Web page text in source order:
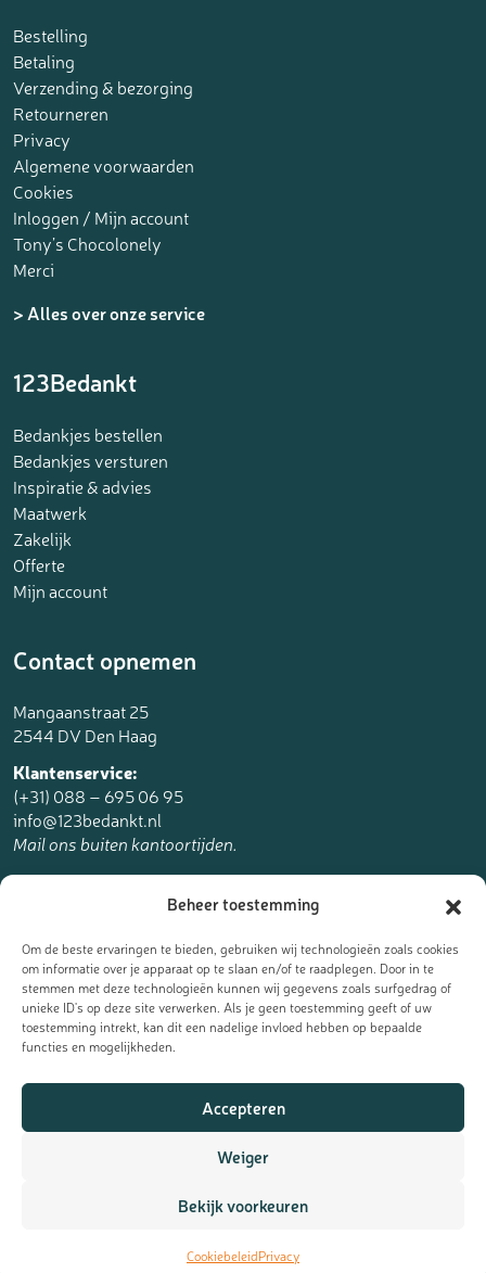
Beheer toestemming
Om de beste ervaringen te bieden, gebruiken wij technologieën zoals cookies
om informatie over je apparaat op te slaan en/of te raadplegen. Door in te
stemmen met deze technologieën kunnen wij gegevens zoals surfgedrag of
unieke ID's op deze site verwerken. Als je geen toestemming geeft of uw
toestemming intrekt, kan dit een nadelige invloed hebben op bepaalde
functies en mogelijkheden.
Accepteren
Weiger
Bekijk voorkeuren
CookiebeleidPrivacy
Bestelling
Betaling
Verzending & bezorging
Retourneren
Privacy
Algemene voorwaarden
Cookies
Inloggen / Mijn account
Tony’s Chocolonely
Merci
> Alles over onze service
123Bedankt
Bedankjes bestellen
Bedankjes versturen
Inspiratie & advies
Maatwerk
Zakelijk
Offerte
Mijn account
Contact opnemen
Mangaanstraat 25
2544 DV Den Haag
Klantenservice:
(+31) 088 – 695 06 95
info@123bedankt.nl
Mail ons buiten kantoortijden.
123bedankt.nl is een onderdeel van
Meld je aan voor de nieuwsbrief
Ontvang de laatste updates, nieuws en aanbiedingen als eerst